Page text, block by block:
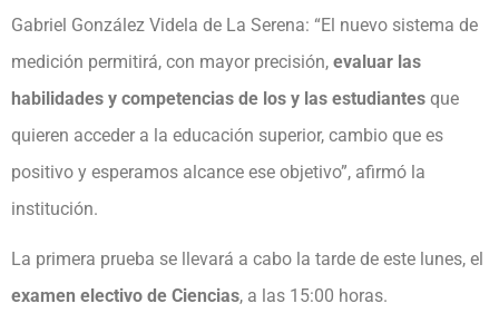
Gabriel González Videla de La Serena: “El nuevo sistema de
medición permitirá, con mayor precisión, evaluar las
habilidades y competencias de los y las estudiantes que
quieren acceder a la educación superior, cambio que es
positivo y esperamos alcance ese objetivo”, afirmó la
institución.
La primera prueba se llevará a cabo la tarde de este lunes, el
examen electivo de Ciencias, a las 15:00 horas.